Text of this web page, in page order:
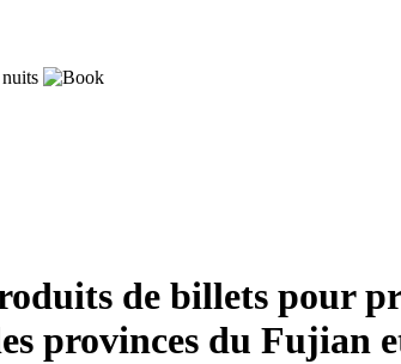
nuits
de billets pour
provinces du Fujian